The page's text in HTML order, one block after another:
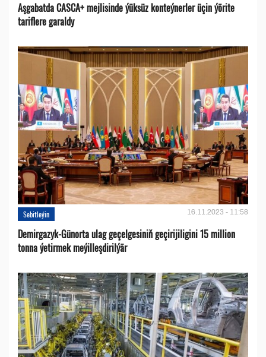
Aşgabatda CASCA+ mejlisinde ýüksüz konteýnerler üçin ýörite
tariflere garaldy
Sebitleýin 16.11.2023 - 11:58
Demirgazyk-Günorta ulag geçelgesiniň geçirijiligini 15 million
tonna ýetirmek meýilleşdirilýär